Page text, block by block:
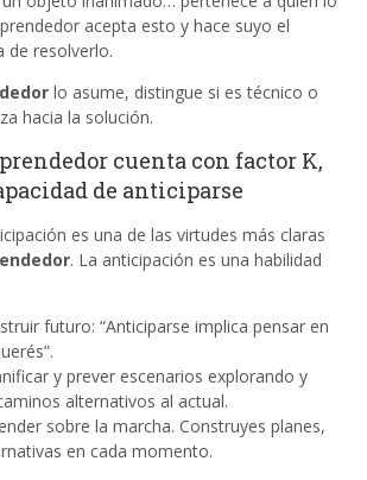
acepta esto y hace suyo el
de resolverlo.
lo asume, distingue si es técnico o
hacia la solución.
cuenta con factor K,
de anticiparse
es una de las virtudes más claras
. La anticipación es una habilidad
futuro: “Anticiparse implica pensar en
y prever escenarios explorando y
alternativos al actual.
sobre la marcha. Construyes planes,
en cada momento.